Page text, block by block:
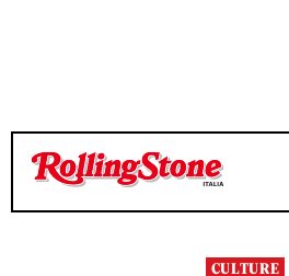
TEMPO DI LETTURA 6 MINUTI
TEMPO DI LETTURA 6 MINUTI
CULTURE